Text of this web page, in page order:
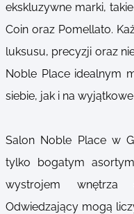
ekskluzywne marki,
Coin oraz Pomellato.
luksusu, precyzji oraz
Noble Place idealnym
siebie, jak i na
Salon Noble Place w
tylko bogatym
wystrojem wnętrza
Odwiedzający mogą